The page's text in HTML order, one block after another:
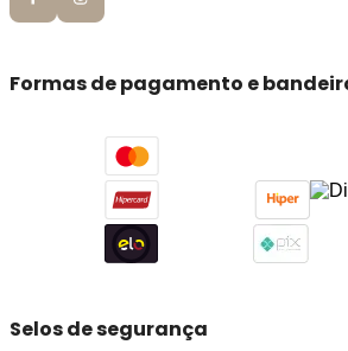
Formas de pagamento e
Selos de segurança